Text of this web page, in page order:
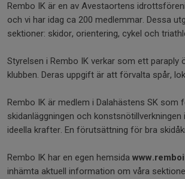
Rembo IK är en av Avestaortens
och vi har idag ca 200 medlemmar. Dessa
sektioner: skidor, orientering, cykel och
Styrelsen i Rembo IK verkar som ett paraply
klubben. Deras uppgift är att förvalta spår,
Rembo IK är medlem i Dalahästens SK som
skidanläggningen och konstsnötillverkningen
ideella krafter. En förutsättning för bra
Rembo IK har en egen hemsida
inhämta aktuell information om våra